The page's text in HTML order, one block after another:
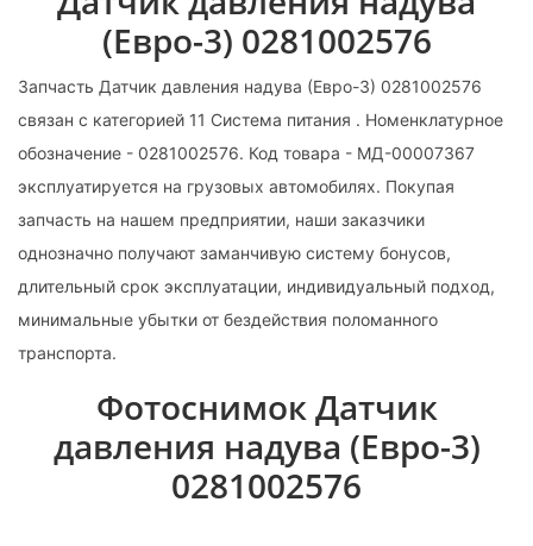
(Евро-3) 0281002576
Запчасть Датчик давления надува (Евро-3) 0281002576
связан с категорией 11 Система питания . Номенклатурное
обозначение - 0281002576. Код товара - МД-00007367
эксплуатируется на грузовых автомобилях. Покупая
запчасть на нашем предприятии, наши заказчики
однозначно получают заманчивую систему бонусов,
длительный срок эксплуатации, индивидуальный подход,
минимальные убытки от бездействия поломанного
транспорта.
Фотоснимок Датчик
давления надува (Евро-3)
0281002576